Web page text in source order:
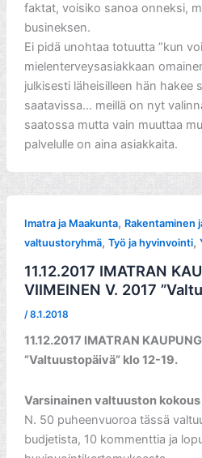
faktat, voisiko sanoa onneksi,
busineksen.
Ei pidä unohtaa totuutta ”kun
mielenterveysasiakkaan
julkisesti läheisilleen hän hakee
saatavissa… meillä on nyt
saatossa mutta vain muuttaa
palvelulle on aina asiakkaita.
Imatra ja Maakunta, Rakentaminen
valtuustoryhmä, Työ ja hyvinvointi,
11.12.2017 IMATRAN
VIIMEINEN V. 2017
/8.1.2018
11.12.2017 IMATRAN
”Valtuustopäivä” klo 12-19.
Varsinainen valtuuston kokous
N. 50 puheenvuoroa tässä
budjetista, 10 kommenttia ja